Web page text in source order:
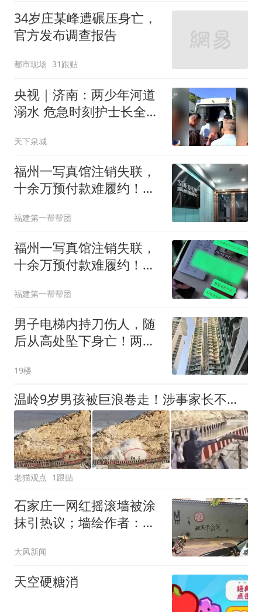
34岁庄某峰遭碾压身亡，
官方发布调查报告
都市现场 31跟贴
央视｜济南：两少年河道
溺水 危急时刻护士长全力
天下泉城
福州一写真馆注销失联，
十余万预付款难履约！店
福建第一帮帮团
福州一写真馆注销失联，
十余万预付款难履约！店
福建第一帮帮团
男子电梯内持刀伤人，随
后从高处坠下身亡！两人
积怨
19楼
温岭9岁男孩被巨浪卷走！涉事家长不是父母，网友：难怪孩子被冲走了，两个人没啥反应
老猫观点 1跟贴
石家庄一网红摇滚墙被涂
抹引热议；墙绘作者：会
办：建设方要做广告宣传
大风新闻
天空硬糖消